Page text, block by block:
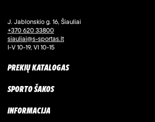
J. Jablonskio g. 16, Šiauliai
+370 620 33800
siauliai@s-sportas.lt
I-V 10-19, VI 10-15
PREKIŲ KATALOGAS
SPORTO ŠAKOS
INFORMACIJA